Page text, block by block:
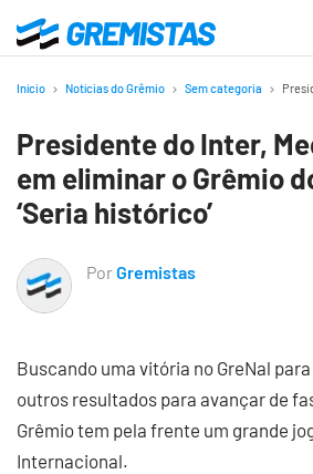
para
principal
Gremistas
Início Notícias do Grêmio Sem categoria
Presidente do Inter,
em eliminar o Grêmio
‘Seria histórico’
PorGremistas
Buscando uma vitória no GreNal
outros resultados para avançar de
Grêmio tem pela frente um grande
Internacional.